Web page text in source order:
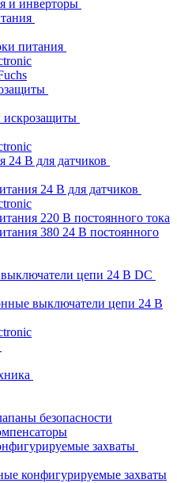
и инверторы
питания
искрозащиты
24 В для датчиков
24 В для датчиков
220 В постоянного тока
380 24 В постоянного
цепи 24 В DC
выключатели цепи 24 В
безопасности
захваты
конфигурируемые захваты